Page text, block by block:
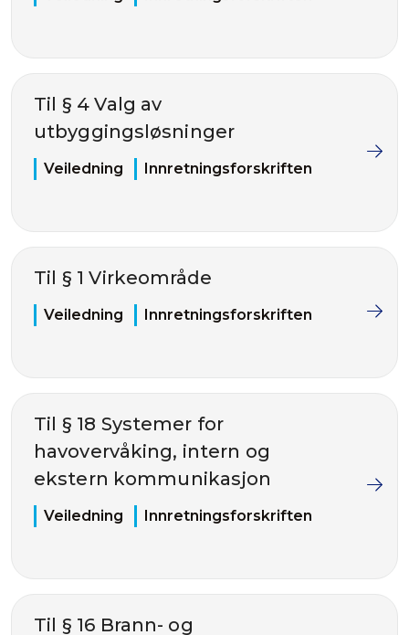
Til § 4 Valg av
utbyggingsløsninger
Veiledning Innretningsforskriften
Til § 1 Virkeområde
Veiledning Innretningsforskriften
Til § 18 Systemer for
havovervåking, intern og
ekstern kommunikasjon
Veiledning Innretningsforskriften
Til § 16 Brann- og